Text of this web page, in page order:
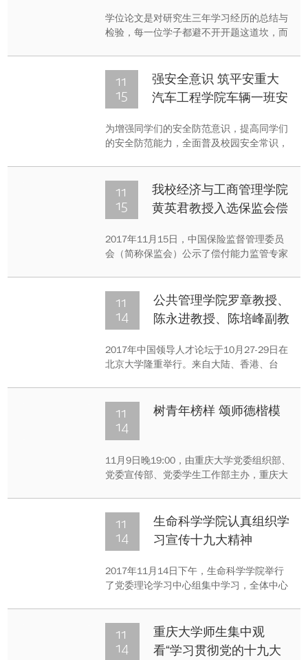
学位论文是对研究生三年学习经历的总结与
检验，每一位学子都避不开开题这道坎，而
开题方面的方法与技巧，于2017年11月15
日晚上在B区二综314模拟法庭举办了“研究
生学位论文开题经验谈”的培训讲座，会议由
11
15
强安全意识 筑平安重大
汽车工程学院车辆一班安
为增强同学们的安全防范意识，提高同学们
的安全防范能力，全面普及校园安全常识，
在松园五栋活动室525召开，车辆一班同学
全体学生参加了此次班会。
11
15
我校经济与工商管理学院
黄英君教授入选保监会偿
2017年11月15日，中国保险监督管理委员
会（简称保监会）公示了偿付能力监管专家
专家作为中国保监会偿付能力监管专家咨询
委员会首届咨询专家拟任人选，我校经管学
院金融学博士生导师黄英君教授荣誉入选。
11
14
公共管理学院罗章教授、
陈永进教授、陈培峰副教
领导人才论坛
2017年中国领导人才论坛于10月27-29日在
北京大学隆重举行。来自大陆、香港、台
了论坛。本届论坛以“战略统筹、政治素质、
治理创新”为主题，紧扣党的十九大会议精
11
14
树青年榜样 颂师德楷模
11月9日晚19:00，由重庆大学党委组织部、
党委宣传部、党委学生工作部主办，重庆大
宣讲团宣讲活动在虎溪校区综合楼DZ125举
行。11
14
生命科学学院认真组织学
习宣传十九大精神
2017年11月14日下午，生命科学学院举行
了党委理论学习中心组集中学习，全体中心
11
14
重庆大学师生集中观
看“学习贯彻党的十九大